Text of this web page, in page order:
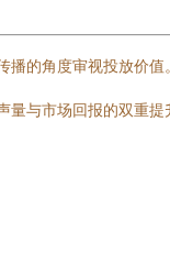
播的角度审视投放价
量与市场回报的双重